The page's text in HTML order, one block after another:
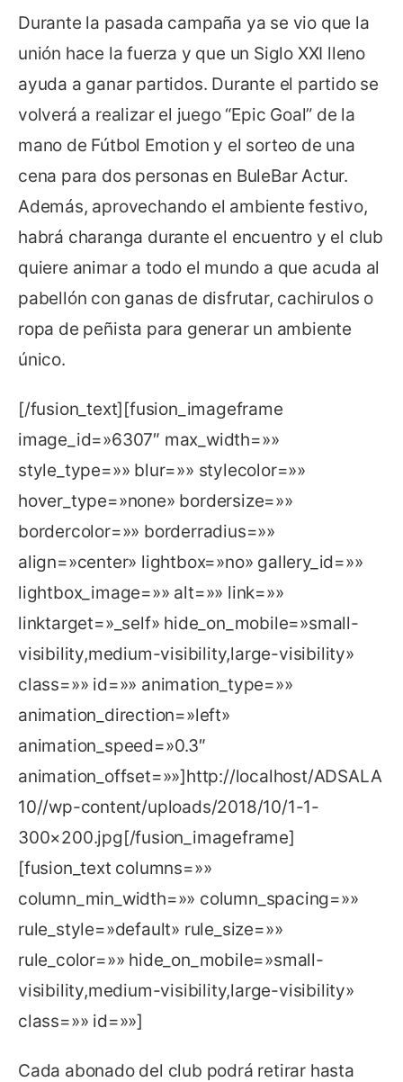
Durante la pasada campaña ya se vio que la
unión hace la fuerza y que un Siglo XXI lleno
ayuda a ganar partidos. Durante el partido se
volverá a realizar el juego “Epic Goal” de la
mano de Fútbol Emotion y el sorteo de una
cena para dos personas en BuleBar Actur.
Además, aprovechando el ambiente festivo,
habrá charanga durante el encuentro y el club
quiere animar a todo el mundo a que acuda al
pabellón con ganas de disfrutar, cachirulos o
ropa de peñista para generar un ambiente
único.
[/fusion_text][fusion_imageframe
image_id=»6307″ max_width=»»
style_type=»» blur=»» stylecolor=»»
hover_type=»none» bordersize=»»
bordercolor=»» borderradius=»»
align=»center» lightbox=»no» gallery_id=»»
lightbox_image=»» alt=»» link=»»
linktarget=»_self» hide_on_mobile=»small-
visibility,medium-visibility,large-visibility»
class=»» id=»» animation_type=»»
animation_direction=»left»
animation_speed=»0.3″
animation_offset=»»]http://localhost/ADSALA
10//wp-content/uploads/2018/10/1-1-
300×200.jpg[/fusion_imageframe]
[fusion_text columns=»»
column_min_width=»» column_spacing=»»
rule_style=»default» rule_size=»»
rule_color=»» hide_on_mobile=»small-
visibility,medium-visibility,large-visibility»
class=»» id=»»]
Cada abonado del club podrá retirar hasta